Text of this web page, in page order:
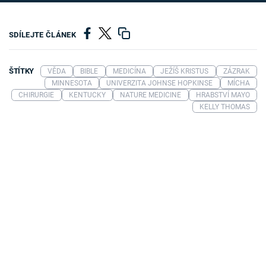
SDÍLEJTE ČLÁNEK
ŠTÍTKY VĚDA BIBLE MEDICÍNA JEŽÍŠ KRISTUS
ZÁZRAK
MINNESOTA
UNIVERZITA JOHNSE HOPKINSE
MÍCHA
CHIRURGIE
KENTUCKY NATURE MEDICINE
HRABSTVÍ MAYO
KELLY THOMAS